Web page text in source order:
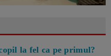
la fel ca pe primul?